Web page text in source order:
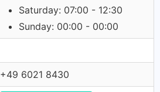
Saturday: 07:00 - 12:30
Sunday: 00:00 - 00:00
+49 6021 8430